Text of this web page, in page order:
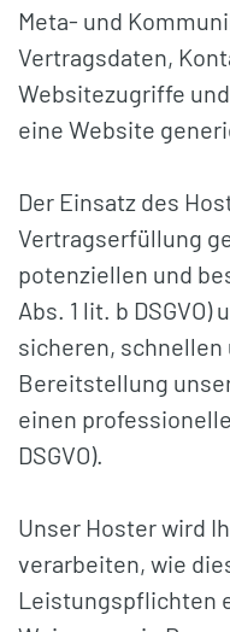
Meta- und
Vertragsdaten,
Websitezugriffe
eine Website
Der Einsatz des
Vertragserfüllung
potenziellen und
Abs. 1 lit. b
sicheren,
Bereitstellung
einen
DSGVO).
Unser Hoster wird
verarbeiten, wie
Leistungspflichten